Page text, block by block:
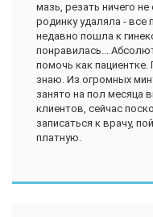
мазь, резать ничего
родинку удаляла -
недавно пошла к
понравилась...
помочь как пациентке.
знаю. Из огромных
занято на пол месяца
клиентов, сейчас
записаться к врачу,
платную.